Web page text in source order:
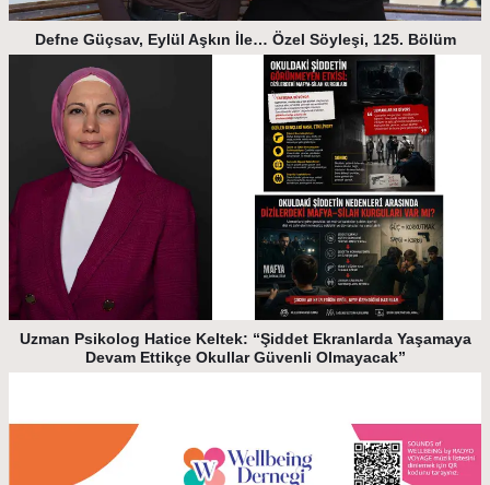
Defne Güçsav, Eylül Aşkın İle… Özel Söyleşi, 125. Bölüm
Uzman Psikolog Hatice Keltek: “Şiddet Ekranlarda Yaşamaya
Devam Ettikçe Okullar Güvenli Olmayacak”